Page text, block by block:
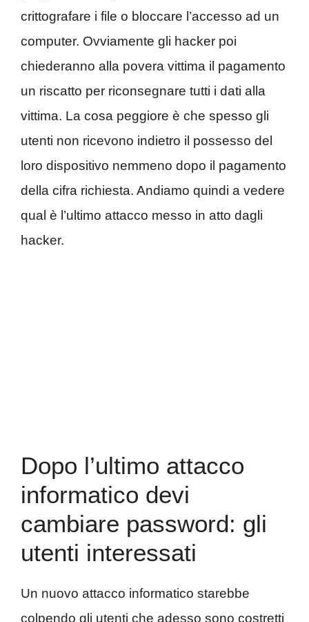
crittografare i file o bloccare l’accesso ad un
computer. Ovviamente gli hacker poi
chiederanno alla povera vittima il pagamento
un riscatto per riconsegnare tutti i dati alla
vittima. La cosa peggiore è che spesso gli
utenti non ricevono indietro il possesso del
loro dispositivo nemmeno dopo il pagamento
della cifra richiesta. Andiamo quindi a vedere
qual è l’ultimo attacco messo in atto dagli
hacker.
Dopo l’ultimo attacco
informatico devi
cambiare password: gli
utenti interessati
Un nuovo attacco informatico starebbe
colpendo gli utenti che adesso sono costretti